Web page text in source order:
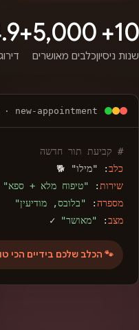
10+
שנות ניסיון
5,000+
כלבים מאושרים
· new-appointment
# קביעת תור חדשה
כלב: "מילו" 🐕
שירות : "טיפוח מלא + ספא"
מספרה: "בלובס, מודיעין"
מצב: "מאושר" ✓
🐾 הכלב שלכם בידיים הכי